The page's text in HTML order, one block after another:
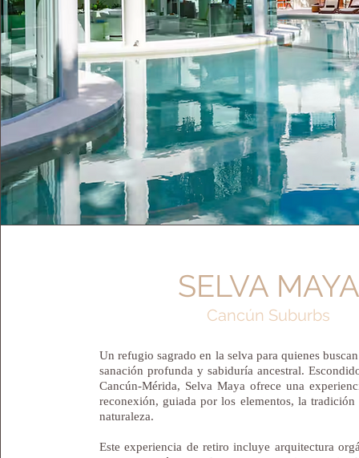
SELVA MAYA
Cancún Suburbs
Un refugio sagrado en la selva para quienes
sanación profunda y sabiduría ancestral.
Cancún-Mérida, Selva Maya ofrece una
reconexión, guiada por los elementos, la
naturaleza.
Este experiencia de retiro incluye arquitectura